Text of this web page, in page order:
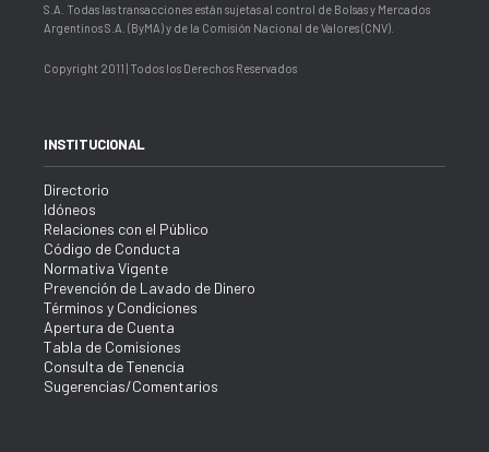
S.A. Todas las transacciones están sujetas al control de Bolsas y Mercados
Argentinos S.A. (ByMA) y de la Comisión Nacional de Valores (CNV).
Copyright 2011 | Todos los Derechos Reservados
INSTITUCIONAL
Directorio
Idóneos
Relaciones con el Público
Código de Conducta
Normativa Vigente
Prevención de Lavado de Dinero
Términos y Condiciones
Apertura de Cuenta
Tabla de Comisiones
Consulta de Tenencia
Sugerencias/Comentarios